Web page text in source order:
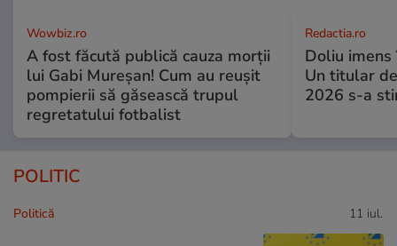
Wowbiz.ro
A fost făcută publică cauza morții
lui Gabi Mureșan! Cum au reușit
pompierii să găsească trupul
regretatului fotbalist
Redactia.ro
Doliu
Un titular
2026 s-a
POLITIC
Politică 11 iul.